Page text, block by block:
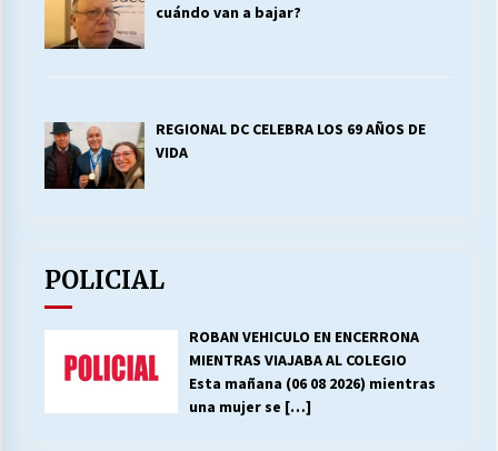
cuándo van a bajar?
REGIONAL DC CELEBRA LOS 69 AÑOS DE
VIDA
POLICIAL
ROBAN VEHICULO EN ENCERRONA
MIENTRAS VIAJABA AL COLEGIO
Esta mañana (06 08 2026) mientras
una mujer se […]